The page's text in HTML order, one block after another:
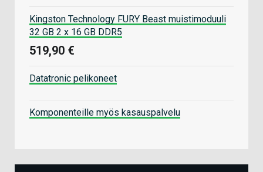
Kingston Technology FURY Beast muistimoduuli
32 GB 2 x 16 GB DDR5
519,90 €
Datatronic pelikoneet
Komponenteille myös kasauspalvelu